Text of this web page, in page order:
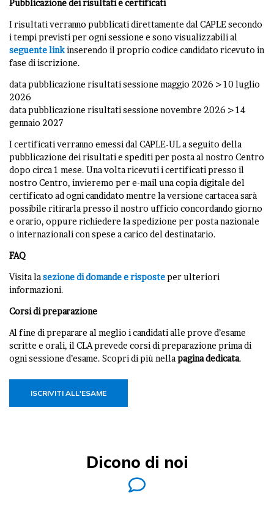
Pubblicazione dei risultati e certificati
I risultati verranno pubblicati direttamente dal CAPLE secondo
i tempi previsti per ogni sessione e sono visualizzabili al
seguente linkinserendo il proprio codice candidato ricevuto in
fase di iscrizione.
data pubblicazione risultati sessione maggio 2026 > 10 luglio
2026
data pubblicazione risultati sessione novembre 2026 > 14
gennaio 2027
I certificati verranno emessi dal CAPLE-UL a seguito della
pubblicazione dei risultati e spediti per posta al nostro Centro
dopo circa 1 mese. Una volta ricevuti i certificati presso il
nostro Centro, invieremo per e-mail una copia digitale del
certificato ad ogni candidato mentre la versione cartacea sarà
possibile ritirarla presso il nostro ufficio concordando giorno
e orario, oppure richiedere la spedizione per posta nazionale
o internazionali con spese a carico del destinatario.
FAQ
Visita lasezione di domande e risposteper ulteriori
informazioni.
Corsi di preparazione
Al fine di preparare al meglio i candidati alle prove d’esame
scritte e orali, il CLA prevede corsi di preparazione prima di
ogni sessione d’esame. Scopri di più nellapagina dedicata.
ISCRIVITI ALL'ESAME
Dicono di noi